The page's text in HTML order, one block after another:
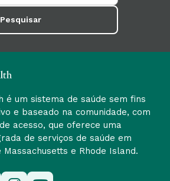
Pesquisar
é um sistema de saúde sem fins
e baseado na comunidade, com
acesso, que oferece uma
de serviços de saúde em
e Rhode Island.